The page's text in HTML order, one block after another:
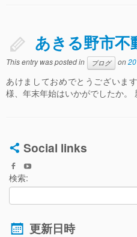
あきる野市不
This entry was posted in ブログ on
あけましておめでとうござい
様、年末年始はいかがでしたか
Social links
検索:
更新日時